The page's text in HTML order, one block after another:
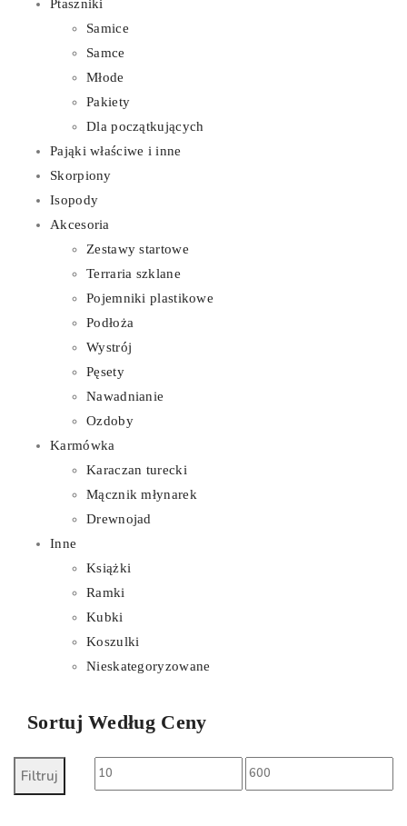
Ptaszniki
Samice
Samce
Młode
Pakiety
Dla początkujących
Pająki właściwe i inne
Skorpiony
Isopody
Akcesoria
Zestawy startowe
Terraria szklane
Pojemniki plastikowe
Podłoża
Wystrój
Pęsety
Nawadnianie
Ozdoby
Karmówka
Karaczan turecki
Mącznik młynarek
Drewnojad
Inne
Książki
Ramki
Kubki
Koszulki
Nieskategoryzowane
Sortuj Według Ceny
Cena Cena
Filtruj